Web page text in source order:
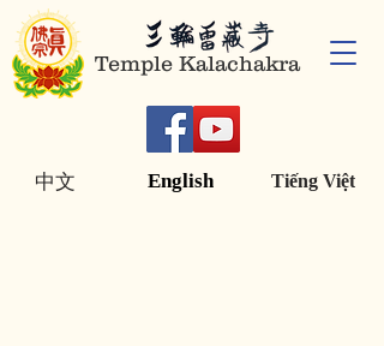
Temple Kalachakra
English Tiếng Việt
中文